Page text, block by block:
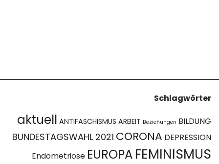
Schlagwörter
aktuell ANTIFASCHISMUS ARBEIT Beziehungen BILDUNG
BUNDESTAGSWAHL 2021 CORONA DEPRESSION
Endometriose EUROPA FEMINISMUS